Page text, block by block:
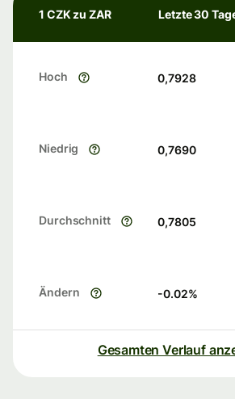
1 CZK zu ZAR Letzte 30
Hoch 0,7928
Niedrig 0,7690
Durchschnitt 0,7805
Ändern -0.02%
Gesamten Verlauf